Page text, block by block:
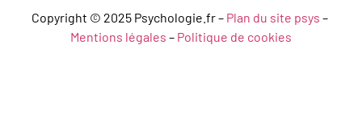
Copyright © 2025 Psychologie.fr – Plan du site psys –
Mentions légales – Politique de cookies